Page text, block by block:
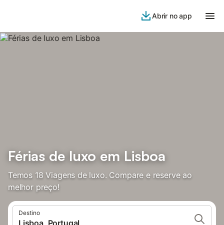
Abrir no app
Férias de luxo em Lisboa
Temos 18 Viagens de luxo. Compare e reserve ao
melhor preço!
Destino
Lisboa, Portugal